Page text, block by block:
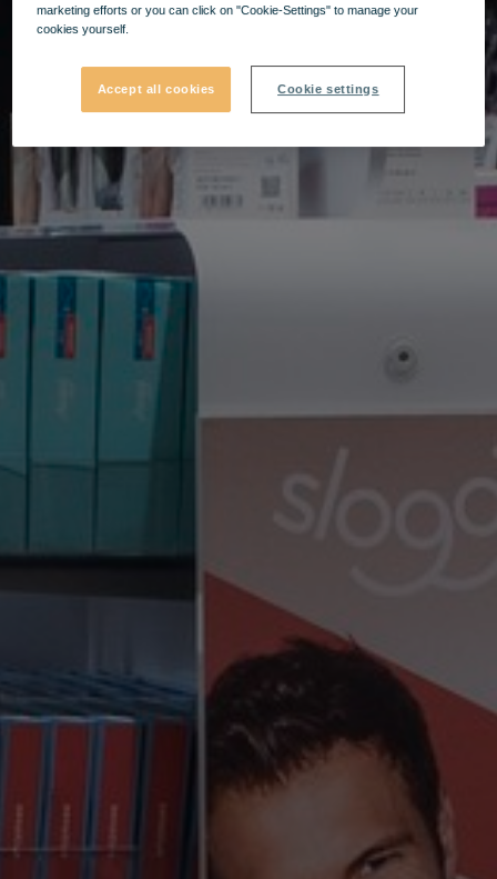
marketing efforts or you can click on "Cookie-Settings" to manage your
cookies yourself.
Accept all cookies Cookie settings